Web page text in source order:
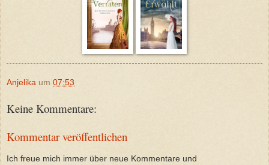
Anjelika um 07:53
Keine Kommentare:
Kommentar veröffentlichen
Ich freue mich immer über neue Kommentare und